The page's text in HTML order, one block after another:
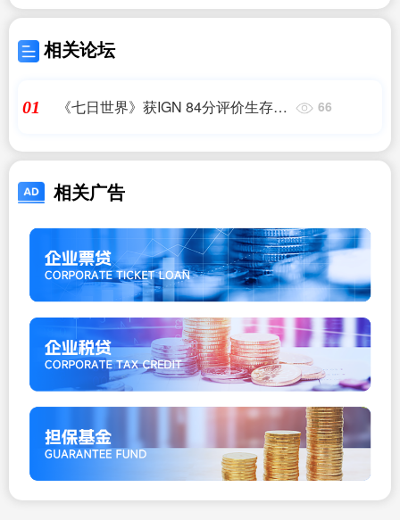
相关论坛
01
《七日世界》获IGN 84分评价生存建
66
相关广告